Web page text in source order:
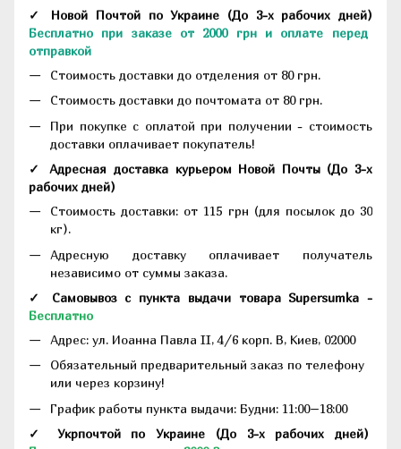
✓ Новой Почтой по Украине (До 3-х рабочих дней)
Бесплатно при заказе от 2000 грн и оплате перед
отправкой
Стоимость доставки до отделения от 80 грн.
Стоимость доставки до почтомата от 80 грн.
При покупке с оплатой при получении - стоимость
доставки оплачивает покупатель!
✓ Адресная доставка курьером Новой Почты (До 3-х
рабочих дней)
Стоимость доставки: от 115 грн (для посылок до 30
кг).
Адресную доставку оплачивает получатель
независимо от суммы заказа.
✓ Самовывоз с пункта выдачи товара Supersumka -
Бесплатно
Адрес: ул. Иоанна Павла II, 4/6 корп. В, Киев, 02000
Обязательный предварительный заказ по телефону
или через корзину!
График работы пункта выдачи: Будни: 11:00–18:00
✓ Укрпочтой по Украине (До 3-х рабочих дней)